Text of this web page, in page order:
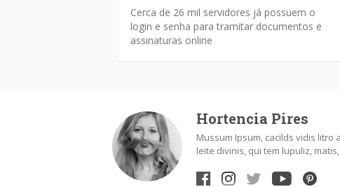
Cerca de 26 mil servidores já possuem o
login e senha para tramitar documentos e
assinaturas online
Hortencia Pires
Mussum Ipsum, cacilds vidis litro
leite divinis, qui tem lupuliz,